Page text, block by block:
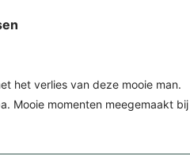
het verlies van deze mooie man.
Mooie momenten meegemaakt bij